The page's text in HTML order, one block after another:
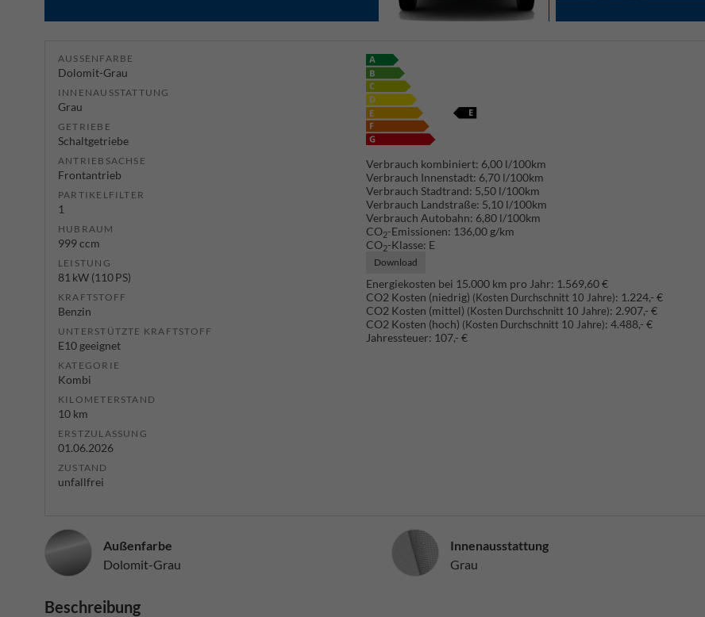
AUSSENFARBE
Dolomit-Grau
INNENAUSSTATTUNG
Grau
GETRIEBE
Schaltgetriebe
ANTRIEBSACHSE
Frontantrieb
PARTIKELFILTER
1
HUBRAUM
999 ccm
LEISTUNG
81 kW (110 PS)
KRAFTSTOFF
Benzin
UNTERSTÜTZTE KRAFTSTOFF
E10 geeignet
KATEGORIE
Kombi
KILOMETERSTAND
10 km
ERSTZULASSUNG
01.06.2026
ZUSTAND
unfallfrei
Verbrauch kombiniert: 6,00 l/100km
Verbrauch Innenstadt: 6,70 l/100km
Verbrauch Stadtrand: 5,50 l/100km
Verbrauch Landstraße: 5,10 l/100km
Verbrauch Autobahn: 6,80 l/100km
CO2-Emissionen: 136,00 g/km
CO2-Klasse: E
Download
Energiekosten bei 15.000 km pro Jahr: 1.569,60 €
CO2 Kosten (niedrig) (Kosten Durchschnitt 10 Jahre): 1.224,- €
CO2 Kosten (mittel) (Kosten Durchschnitt 10 Jahre): 2.907,- €
CO2 Kosten (hoch) (Kosten Durchschnitt 10 Jahre): 4.488,- €
Jahressteuer: 107,- €
Außenfarbe
Dolomit-Grau
InnenausstattungInnenausstattung
Grau
Beschreibung